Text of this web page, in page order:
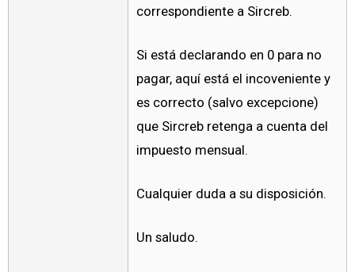
correspondiente a Sircreb.
Si está declarando en 0 para no
pagar, aquí está el incoveniente y
es correcto (salvo excepcione)
que Sircreb retenga a cuenta del
impuesto mensual.
Cualquier duda a su disposición.
Un saludo.